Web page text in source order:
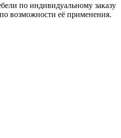
по индивидуальному заказу
возможности её применения.